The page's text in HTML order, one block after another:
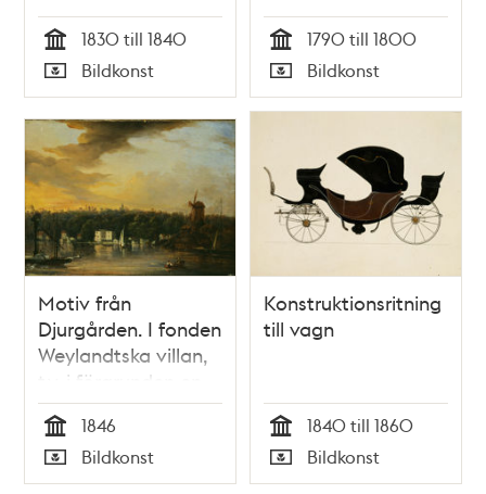
Tid
1830 till 1840
Typ
Bildkonst Tid
1790 till 1800
Typ
Bildkonst
Motiv från
Djurgården. I fonden
Weylandtska villan,
t.v. i förgrunden en
hjulångare, t.h. en
kvarn på
Biskopsudden
Tid
1846
Typ
Bildkonst
Konstruktionsritning
till vagn
Tid
1840 till 1860
Typ
Bildkonst